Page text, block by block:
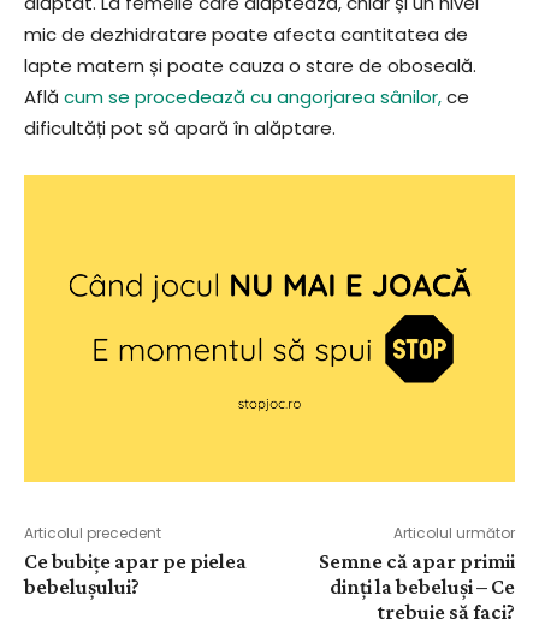
mic de dezhidratare poate afecta cantitatea de
lapte matern și poate cauza o stare de oboseală.
Află cum se procedează cu angorjarea sânilor,ce
dificultăți pot să apară în alăptare.
Articolul precedent
Ce bubițe apar pe pielea
bebelușului?
Articolul următor
Semne că apar primii
dinți la bebeluși – Ce
trebuie să faci?